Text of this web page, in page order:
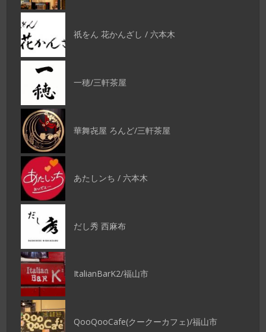
祇をん 花かんざし / 六本木
一穂/三軒茶屋
華舞㐂屋 ろんど/三軒茶屋
あたしンち / 六本木
だし秀 西麻布
ItalianBarK2/福山市
QooQooCafe(クークーカフェ)/福山市